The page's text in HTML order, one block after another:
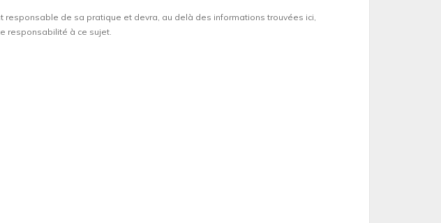
de sa pratique et devra, au delà des informations trouvées ici,
responsabilité à ce sujet.